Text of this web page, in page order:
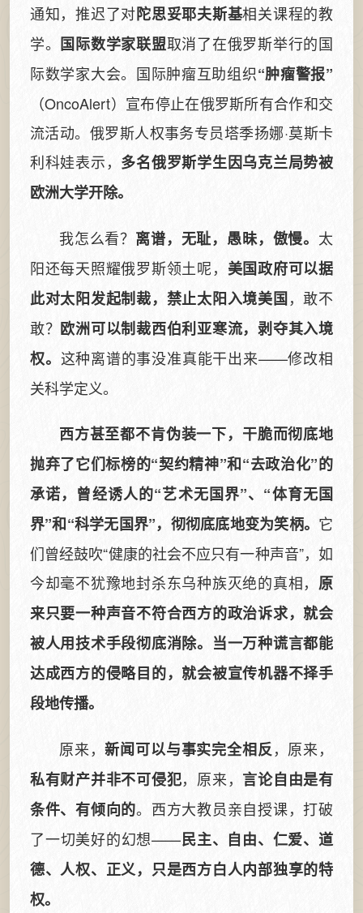
通知，推迟了对陀思妥耶夫斯基相关课程的教
学。 国际数学家联盟取消了在俄罗斯举行的国
际数学家大会。国际肿瘤互助组织“肿瘤警报”
（OncoAlert）宣布停止在俄罗斯所有合作和交
流活动。俄罗斯人权事务专员塔季扬娜·莫斯卡
利科娃表示， 多名俄罗斯学生因乌克兰局势被
欧洲大学开除。
我怎么看？ 离谱，无耻，愚昧，傲慢。 太
阳还每天照耀俄罗斯领土呢， 美国政府可以据
此对太阳发起制裁，禁止太阳入境美国，敢不
敢？ 欧洲可以制裁西伯利亚寒流，剥夺其入境
权。 这种离谱的事没准真能干出来——修改相
关科学定义。
西方甚至都不肯伪装一下，干脆而彻底地
抛弃了它们标榜的“契约精神”和“去政治化”的
承诺，曾经诱人的“艺术无国界”、“体育无国
界”和“科学无国界”，彻彻底底地变为笑柄。 它
们曾经鼓吹“健康的社会不应只有一种声音”，如
今却毫不犹豫地封杀东乌种族灭绝的真相， 原
来只要一种声音不符合西方的政治诉求，就会
被人用技术手段彻底消除。当一万种谎言都能
达成西方的侵略目的，就会被宣传机器不择手
段地传播。
原来，新闻可以与事实完全相反，原来，
私有财产并非不可侵犯，原来， 言论自由是有
条件、有倾向的。西方大教员亲自授课，打破
了一切美好的幻想——民主、自由、仁爱、道
德、人权、正义，只是西方白人内部独享的特
权。